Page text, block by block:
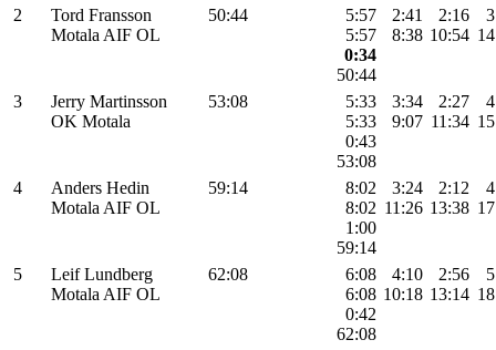
2
Tord Fransson
Motala AIF OL
50:44
5:57
5:57
0:34
50:44
2:41
8:38
2:16
10:54
3
Jerry Martinsson
OK Motala
53:08
5:33
5:33
0:43
53:08
3:34
9:07
2:27
11:34
4
Anders Hedin
Motala AIF OL
59:14
8:02
8:02
1:00
59:14
3:24
11:26
2:12
13:38
5
Leif Lundberg
Motala AIF OL
62:08
6:08
6:08
0:42
62:08
4:10
10:18
2:56
13:14